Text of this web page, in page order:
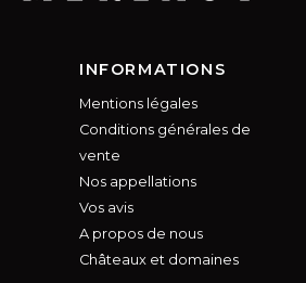
INFORMATIONS
Mentions légales
Conditions générales de
vente
Nos appellations
Vos avis
A propos de nous
Châteaux et domaines